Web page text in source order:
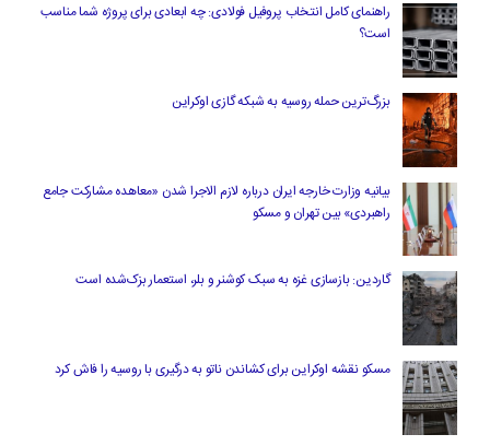
راهنمای کامل انتخاب پروفیل فولادی: چه ابعادی برای پروژه شما مناسب
است؟
بزرگ‌ترین حمله روسیه به شبکه گازی اوکراین
بیانیه وزارت خارجه ایران درباره لازم‌ الاجرا شدن «معاهده مشارکت جامع
راهبردی» بین تهران و مسکو
گاردین: بازسازی غزه به سبک کوشنر و بلر، استعمار بزک‌شده است
مسکو نقشه اوکراین برای کشاندن ناتو به درگیری با روسیه را فاش کرد